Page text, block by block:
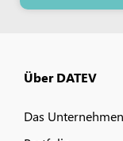
Über DATEV
Das Unternehmen